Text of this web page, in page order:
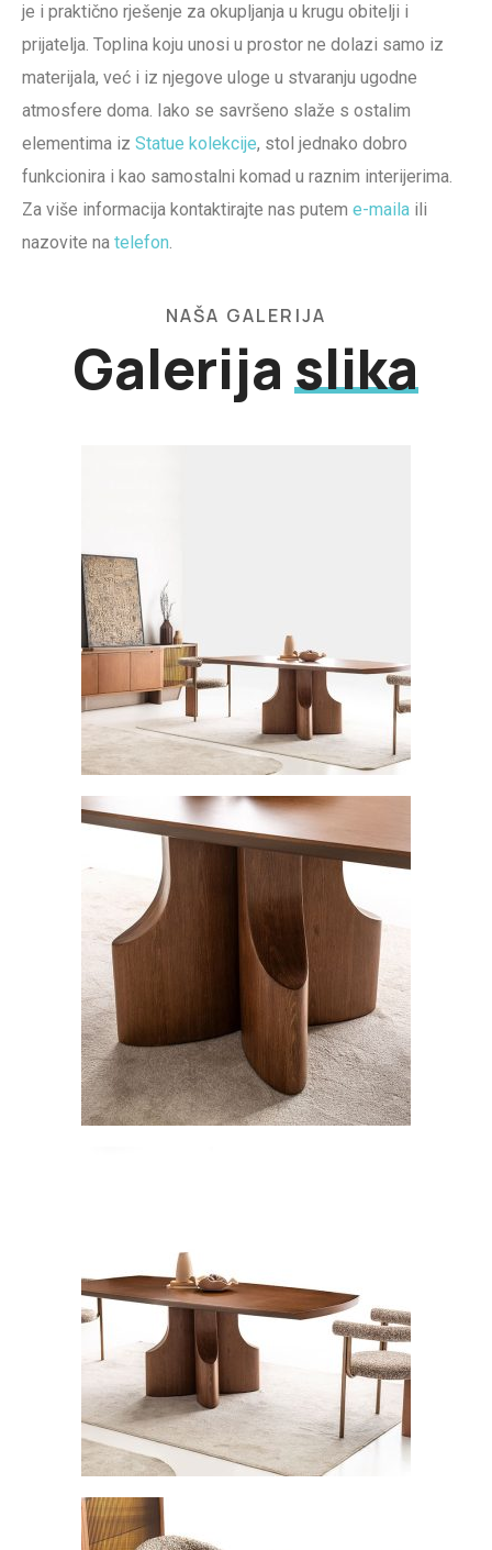
je i praktično rješenje za okupljanja u krugu obitelji i
prijatelja. Toplina koju unosi u prostor ne dolazi samo iz
materijala, već i iz njegove uloge u stvaranju ugodne
atmosfere doma. Iako se savršeno slaže s ostalim
elementima iz Statue kolekcije, stol jednako dobro
funkcionira i kao samostalni komad u raznim interijerima.
Za više informacija kontaktirajte nas putem e-maila ili
nazovite na telefon.
NAŠA GALERIJA
Galerijaslika